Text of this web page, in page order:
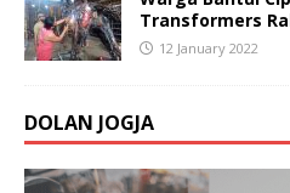
Transformers
12 January 2022
DOLAN JOGJA